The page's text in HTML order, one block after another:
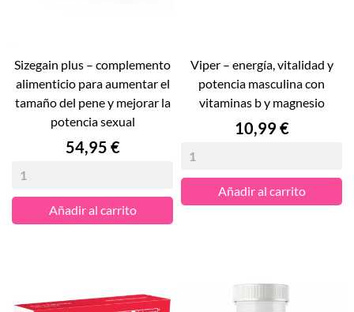
sizegain plus – complemento
alimenticio para aumentar el
tamaño del pene y mejorar la
potencia sexual
Precio
54,95 €
Añadir al carrito
viper – energía, vitalidad y
potencia masculina con
vitaminas b y magnesio
Precio
10,99 €
Añadir al carrito